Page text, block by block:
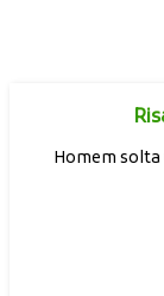
Homem solta